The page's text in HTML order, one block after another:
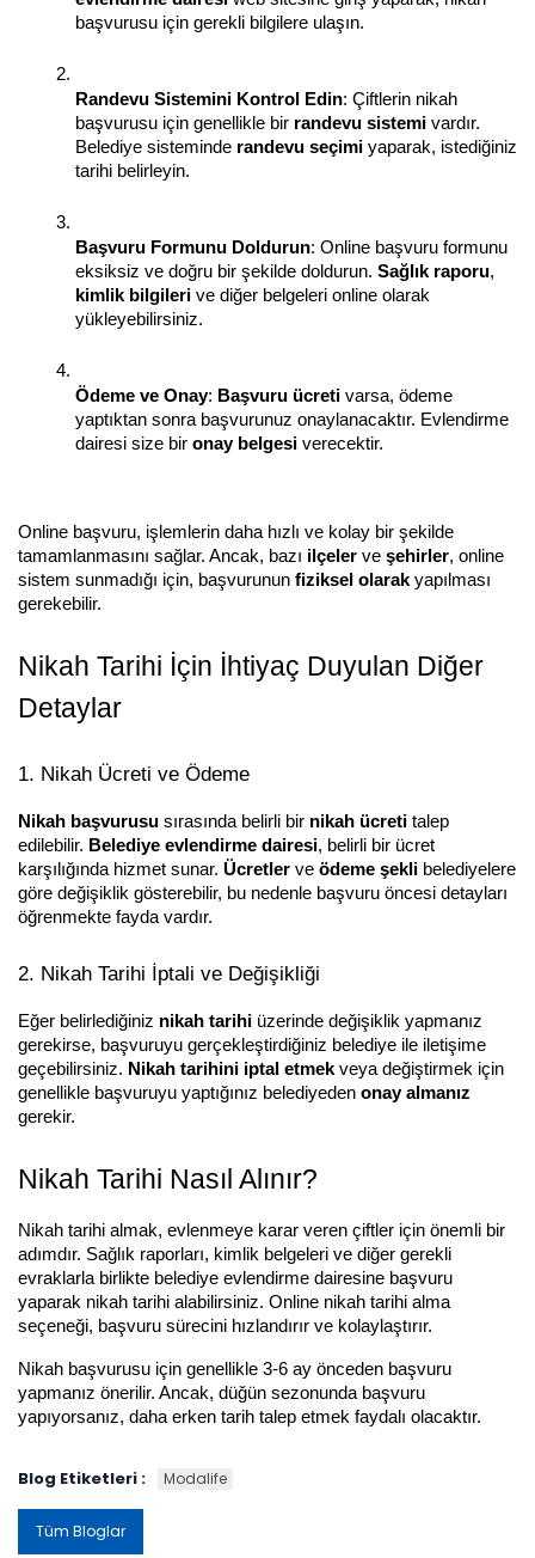
başvurusu için gerekli bilgilere ulaşın.
Randevu Sistemini Kontrol Edin: Çiftlerin nikah
başvurusu için genellikle bir randevu sistemi vardır.
Belediye sisteminde randevu seçimi yaparak, istediğiniz
tarihi belirleyin.
Başvuru Formunu Doldurun: Online başvuru formunu
eksiksiz ve doğru bir şekilde doldurun. Sağlık raporu
kimlik bilgileri ve diğer belgeleri online olarak
yükleyebilirsiniz.
Ödeme ve Onay: Başvuru ücreti varsa, ödeme
yaptıktan sonra başvurunuz onaylanacaktır. Evlendirme
dairesi size bir onay belgesi verecektir.
Online başvuru, işlemlerin daha hızlı ve kolay bir şekilde
tamamlanmasını sağlar. Ancak, bazı ilçeler ve şehirler, online
sistem sunmadığı için, başvurunun fiziksel olarak yapılması
gerekebilir.
Nikah Tarihi İçin İhtiyaç Duyulan Diğer
Detaylar
1. Nikah Ücreti ve Ödeme
Nikah başvurusu sırasında belirli bir nikah ücreti talep
edilebilir. Belediye evlendirme dairesi, belirli bir ücret
karşılığında hizmet sunar. Ücretler ve ödeme şekli belediyelere
göre değişiklik gösterebilir, bu nedenle başvuru öncesi detayları
öğrenmekte fayda vardır.
2. Nikah Tarihi İptali ve Değişikliği
Eğer belirlediğiniz nikah tarihi üzerinde değişiklik yapmanız
gerekirse, başvuruyu gerçekleştirdiğiniz belediye ile iletişime
geçebilirsiniz. Nikah tarihini iptal etmek veya değiştirmek için
genellikle başvuruyu yaptığınız belediyeden onay almanız
gerekir.
Nikah Tarihi Nasıl Alınır?
Nikah tarihi almak, evlenmeye karar veren çiftler için önemli bir
adımdır. Sağlık raporları, kimlik belgeleri ve diğer gerekli
evraklarla birlikte belediye evlendirme dairesine başvuru
yaparak nikah tarihi alabilirsiniz. Online nikah tarihi alma
seçeneği, başvuru sürecini hızlandırır ve kolaylaştırır.
Nikah başvurusu için genellikle 3-6 ay önceden başvuru
yapmanız önerilir. Ancak, düğün sezonunda başvuru
yapıyorsanız, daha erken tarih talep etmek faydalı olacaktır.
Blog Etiketleri : Modalife
Tüm Bloglar